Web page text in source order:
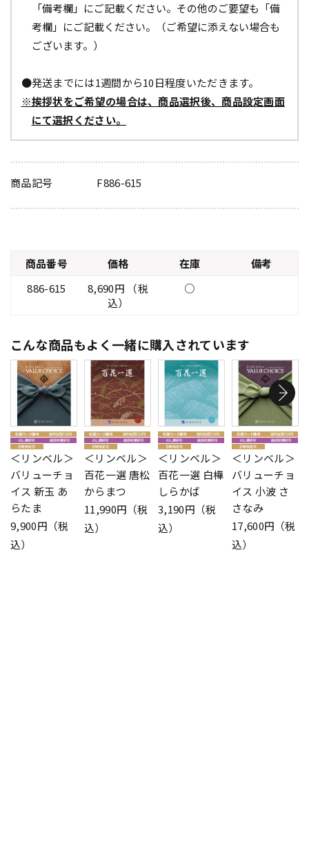
「備考欄」にご記載ください。その他のご要望も「備
考欄」にご記載ください。（ご希望に添えない場合も
ございます。）
●発送までには1週間から10日程度いただきます。
※挨拶状をご希望の場合は、商品選択後、商品設定画面
にて選択ください。
商品記号 F886-615
商品番号 価格 在庫
備考
886-615
8,690円 （税
込）
○
こんな商品もよく一緒に購入されています
＜リンベル＞
バリューチョ
イス 新玉 あ
らたま
9,900円（税
込）
＜リンベル＞
百花一選 唐松
からまつ
11,990円（税
込）
＜リンベル＞
百花一選 白樺
しらかば
3,190円（税
込）
＜リンベル＞
バリューチョ
イス 小波 さ
さなみ
17,600円（税
込）